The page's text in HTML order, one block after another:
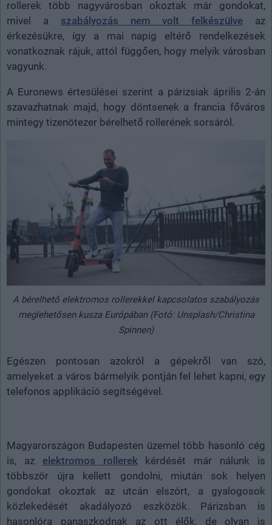
rollerek több nagyvárosban okoztak már gondokat,
mivel a szabályozás nem volt felkészülve az
érkezésükre, így a mai napig eltérő rendelkezések
vonatkoznak rájuk, attól függően, hogy melyik városban
vagyunk.
A Euronews értesülései szerint a párizsiak április 2-án
szavazhatnak majd, hogy döntsenek a francia főváros
mintegy tizenötezer bérelhető rollerének sorsáról.
A bérelhető elektromos rollerekkel kapcsolatos szabályozás
meglehetősen kusza Európában (Fotó: Unsplash/Christina
Spinnen)
Egészen pontosan azokról a gépekről van szó,
amelyeket a város bármelyik pontján fel lehet kapni, egy
telefonos applikáció segítségével.
Magyarországon Budapesten üzemel több hasonló cég
is, az elektromos rollerek kérdését már nálunk is
többször újra kellett gondolni, miután sok helyen
gondokat okoztak az utcán elszórt, a gyalogosok
közlekedését akadályozó eszközök. Párizsban is
hasonlóra panaszkodnak az ott élők, de olyan is